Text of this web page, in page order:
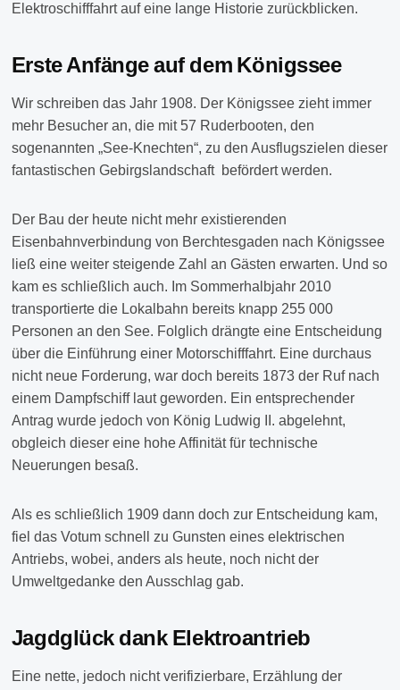
Elektroschifffahrt auf eine lange Historie zurückblicken.
Erste Anfänge auf dem Königssee
Wir schreiben das Jahr 1908. Der Königssee zieht immer
mehr Besucher an, die mit 57 Ruderbooten, den
sogenannten „See-Knechten“, zu den Ausflugszielen dieser
fantastischen Gebirgslandschaft befördert werden.
Der Bau der heute nicht mehr existierenden
Eisenbahnverbindung von Berchtesgaden nach Königssee
ließ eine weiter steigende Zahl an Gästen erwarten. Und so
kam es schließlich auch. Im Sommerhalbjahr 2010
transportierte die Lokalbahn bereits knapp 255 000
Personen an den See. Folglich drängte eine Entscheidung
über die Einführung einer Motorschifffahrt. Eine durchaus
nicht neue Forderung, war doch bereits 1873 der Ruf nach
einem Dampfschiff laut geworden. Ein entsprechender
Antrag wurde jedoch von König Ludwig II. abgelehnt,
obgleich dieser eine hohe Affinität für technische
Neuerungen besaß.
Als es schließlich 1909 dann doch zur Entscheidung kam,
fiel das Votum schnell zu Gunsten eines elektrischen
Antriebs, wobei, anders als heute, noch nicht der
Umweltgedanke den Ausschlag gab.
Jagdglück dank Elektroantrieb
Eine nette, jedoch nicht verifizierbare, Erzählung der